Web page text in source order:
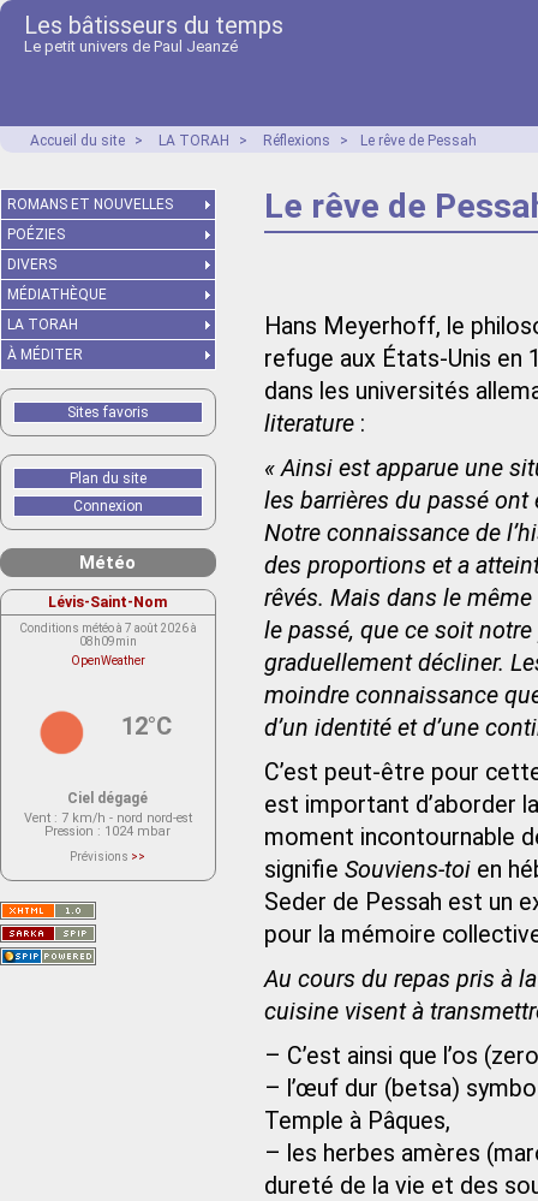
Les bâtisseurs du temps
Le petit univers de Paul Jeanzé
Accueil du site > LA TORAH > Réflexions > Le rêve de Pessah
Le rêve de
Hans Meyerhoff, le
refuge aux États-Unis en
dans les universités
literature :
« Ainsi est apparue une
les barrières du passé
Notre connaissance de
des proportions et a
rêvés. Mais dans le
le passé, que ce soit
graduellement décliner.
moindre connaissance
d’un identité et d’une
C’est peut-être pour
est important d’aborder
moment incontournable
signifie Souviens-toi en
Seder de Pessah est un
pour la mémoire
Au cours du repas pris à
cuisine visent à
– C’est ainsi que l’os
– l’œuf dur (betsa)
Temple à Pâques,
– les herbes amères
dureté de la vie et des
ROMANS ET NOUVELLES
POÉZIES
DIVERS
MÉDIATHÈQUE
LA TORAH
À MÉDITER
Sites favoris
Plan du site
Connexion
Météo
Lévis-Saint-Nom
Conditions météo à 7 août 2026 à
08h09min
OpenWeather
12°C
Ciel dégagé
Vent : 7 km/h - nord nord-est
Pression : 1024 mbar
Prévisions >>
actuellement aucune prévision
Saint-Nom.
Veuillez consulter le message du
service ci-dessous.
(401 - Invalid API key. Please see
https://openweathermap.org/faq#error401